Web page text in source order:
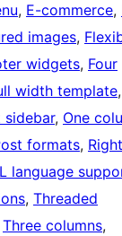
, E-commerce,
images,
widgets, Four
width template,
sidebar, One
formats, Right
language
, Threaded
Three columns